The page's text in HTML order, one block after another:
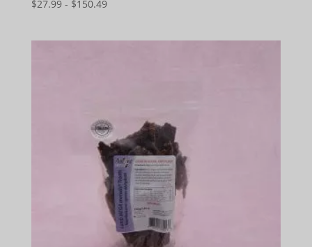
de 5
$27.99 - $150.49Gama